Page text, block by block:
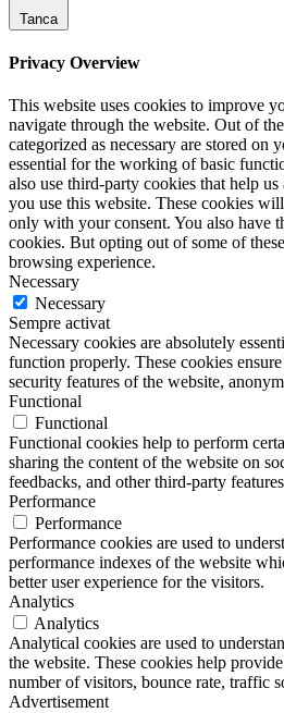
Tanca
Privacy Overview
This website uses cookies to improve
navigate through the website. Out of
categorized as necessary are stored on
essential for the working of basic
also use third-party cookies that help
you use this website. These cookies
only with your consent. You also have
cookies. But opting out of some of
browsing experience.
Necessary
Necessary
Sempre activat
Necessary cookies are absolutely
function properly. These cookies
security features of the website,
Functional
Functional
Functional cookies help to perform
sharing the content of the website on
feedbacks, and other third-party
Performance
Performance
Performance cookies are used to
performance indexes of the website
better user experience for the visitors.
Analytics
Analytics
Analytical cookies are used to
the website. These cookies help
number of visitors, bounce rate, traffic
Advertisement